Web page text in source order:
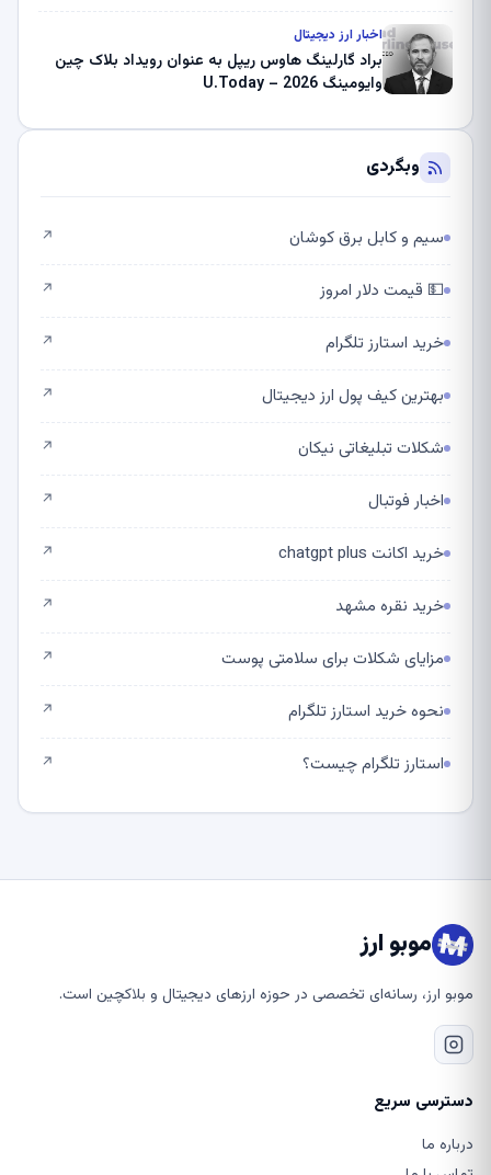
اخبار ارز دیجیتال
براد گارلینگ هاوس ریپل به عنوان رویداد بلاک چین
وایومینگ 2026 – U.Today
وبگردی
سیم و کابل برق کوشان ↗
💵 قیمت دلار امروز ↗
خرید استارز تلگرام ↗
بهترین کیف پول ارز دیجیتال ↗
شکلات تبلیغاتی نیکان ↗
اخبار فوتبال ↗
خرید اکانت chatgpt plus ↗
خرید نقره مشهد ↗
مزایای شکلات برای سلامتی پوست ↗
نحوه خرید استارز تلگرام ↗
استارز تلگرام چیست؟ ↗
موبو ارز
موبو ارز، رسانه‌ای تخصصی در حوزه ارزهای دیجیتال و بلاکچین است.
دسترسی سریع
درباره ما